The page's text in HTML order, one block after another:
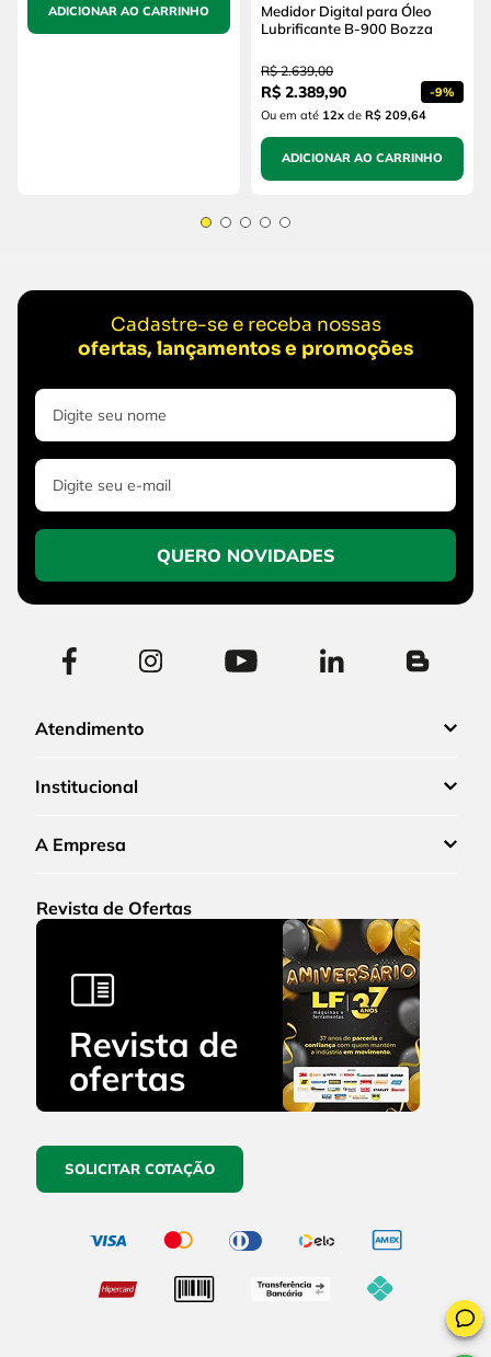
ADICIONAR AO CARRINHO
Medidor Digital para Óleo
Lubrificante B-900 Bozza
R$ 2.639,00
R$ 2.389,90 -9%
Ou em até 12x de R$ 209,64
ADICIONAR AO CARRINHO
Cadastre-se e receba nossas
ofertas, lançamentos e promoções
QUERO NOVIDADES
Atendimento
Institucional
A Empresa
Revista de Ofertas
SOLICITAR COTAÇÃO